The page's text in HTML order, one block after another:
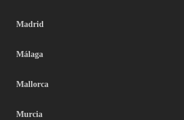
Madrid
Málaga
Mallorca
Murcia